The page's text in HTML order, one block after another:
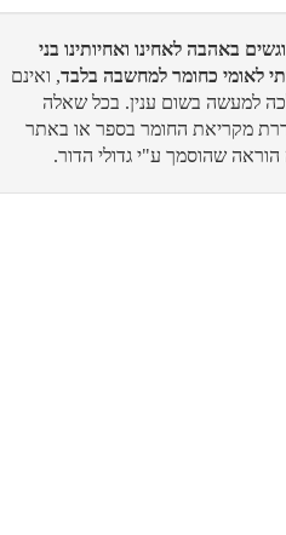
באהבה לאחינו ואחיותינו בני
לאומי כחומר למחשבה בלבד, ואינם
למעשה בשום ענין. בכל שאלה
מקריאת החומר בספר או באתר
הוראה שהוסמך ע"י גדולי הדור.